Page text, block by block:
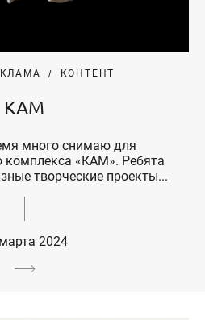
КОНТЕНТ
КАМ
много снимаю для
комплекса «КАМ». Ребята
творческие проекты...
2024